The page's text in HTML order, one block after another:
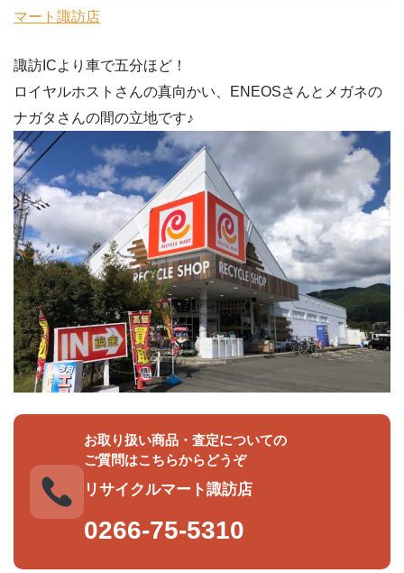
マート諏訪店
諏訪ICより車で五分ほど！
ロイヤルホストさんの真向かい、ENEOSさんとメガネの
ナガタさんの間の立地です♪
お取り扱い商品・査定についての
ご質問はこちらからどうぞ
リサイクルマート諏訪店
0266-75-5310